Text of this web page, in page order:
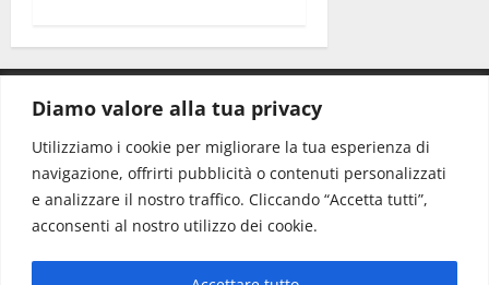
Diamo valore alla tua privacy
Utilizziamo i cookie per migliorare la tua esperienza di
navigazione, offrirti pubblicità o contenuti personalizzati
e analizzare il nostro traffico. Cliccando “Accetta tutti”,
acconsenti al nostro utilizzo dei cookie.
CONTATTI.
Redazione: redazione@www.martinasera.it
Direttore:direttore@www.martinasera.it
Info & Commerciale:info@www.martinasera.it